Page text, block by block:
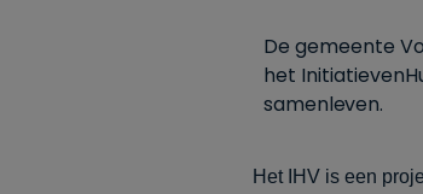
De gemeente
het
samenleven.
Het IHV is een